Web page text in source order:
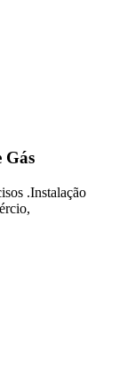
Gás
.Instalação